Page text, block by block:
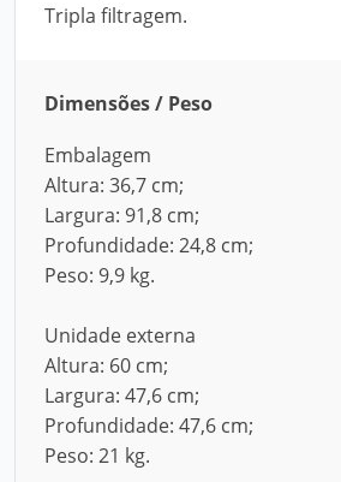
Tripla filtragem.
Dimensões / Peso
Embalagem
Altura: 36,7 cm;
Largura: 91,8 cm;
Profundidade: 24,8 cm;
Peso: 9,9 kg.
Unidade externa
Altura: 60 cm;
Largura: 47,6 cm;
Profundidade: 47,6 cm;
Peso: 21 kg.